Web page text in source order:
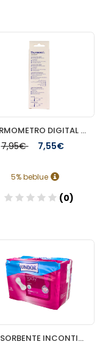
Añadir
TERMOMETRO DIGITAL THERMOVAL STANDARD CARCASA NO COLOREADA
7,95€ 7,55€
5% beblue
(0)
ABSORBENTE INCONTINENCIA ORINA LIGERA LINDOR LADY PAD MAXI 5 GOTAS 14 UNIDADES